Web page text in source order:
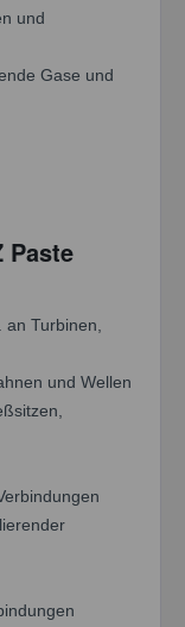
und
Gase und
Paste
Turbinen,
und Wellen